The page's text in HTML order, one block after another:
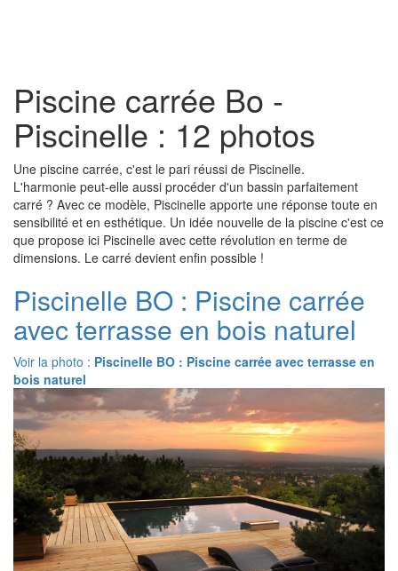
Piscine carrée Bo -
Piscinelle : 12 photos
Une piscine carrée, c'est le pari réussi de Piscinelle.
L'harmonie peut-elle aussi procéder d'un bassin parfaitement
carré ? Avec ce modèle, Piscinelle apporte une réponse toute en
sensibilité et en esthétique. Un idée nouvelle de la piscine c'est ce
que propose ici Piscinelle avec cette révolution en terme de
dimensions. Le carré devient enfin possible !
Piscinelle BO : Piscine carrée
avec terrasse en bois naturel
Voir la photo : Piscinelle BO : Piscine carrée avec terrasse en
bois naturel